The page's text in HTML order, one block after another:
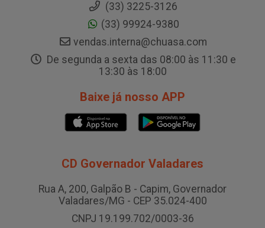
(33) 3225-3126
(33) 99924-9380
vendas.interna@chuasa.com
De segunda a sexta das 08:00 às 11:30 e
13:30 às 18:00
Baixe já nosso APP
CD Governador Valadares
Rua A, 200, Galpão B - Capim, Governador
Valadares/MG - CEP 35.024-400
CNPJ 19.199.702/0003-36